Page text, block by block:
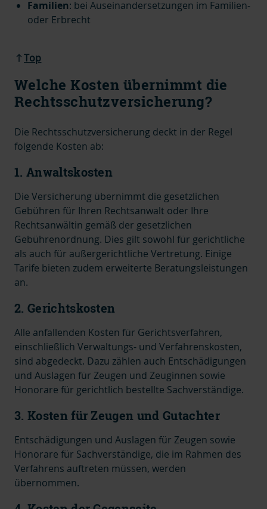
Familien: bei Auseinandersetzungen im Familien-
oder Erbrecht
Top
Welche Kosten übernimmt die
Rechtsschutzversicherung?
Die Rechtsschutzversicherung deckt in der Regel
folgende Kosten ab:
1. Anwaltskosten
Die Versicherung übernimmt die gesetzlichen
Gebühren für Ihren Rechtsanwalt oder Ihre
Rechtsanwältin gemäß der gesetzlichen
Gebührenordnung. Dies gilt sowohl für gerichtliche
als auch für außergerichtliche Vertretung. Einige
Tarife bieten zudem erweiterte Beratungsleistungen
an.
2. Gerichtskosten
Alle anfallenden Kosten für Gerichtsverfahren,
einschließlich Verwaltungs- und Verfahrenskosten,
sind abgedeckt. Dazu zählen auch Entschädigungen
und Auslagen für Zeugen und Zeuginnen sowie
Honorare für gerichtlich bestellte Sachverständige.
3. Kosten für Zeugen und Gutachter
Entschädigungen und Auslagen für Zeugen sowie
Honorare für Sachverständige, die im Rahmen des
Verfahrens auftreten müssen, werden
übernommen.